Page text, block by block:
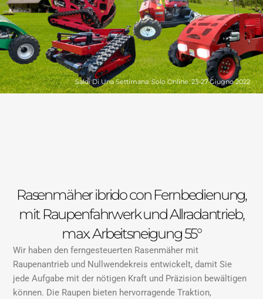
Saldi Di Una Settimana. Solo Online. 23-27 Giugno 2022
Rasenmäher ibrido con Fernbedienung,
mit Raupenfahrwerk und Allradantrieb,
max. Arbeitsneigung 55°
Wir haben den ferngesteuerten Rasenmäher mit
Raupenantrieb und Nullwendekreis entwickelt, damit Sie
jede Aufgabe mit der nötigen Kraft und Präzision bewältigen
können. Die Raupen bieten hervorragende Traktion,